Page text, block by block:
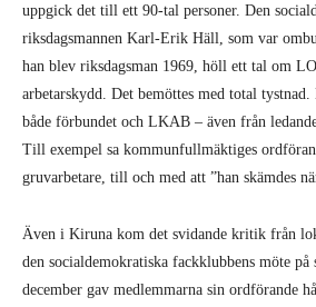
uppgick det till ett 90-tal personer. Den
riksdagsmannen Karl-Erik Häll, som var
han blev riksdagsman 1969, höll ett tal om
arbetarskydd. Det bemöttes med total
både förbundet och LKAB – även från
Till exempel sa kommunfullmäktiges
gruvarbetare, till och med att ”han skämdes
Även i Kiruna kom det svidande kritik från
den socialdemokratiska fackklubbens möte på
december gav medlemmarna sin ordförande